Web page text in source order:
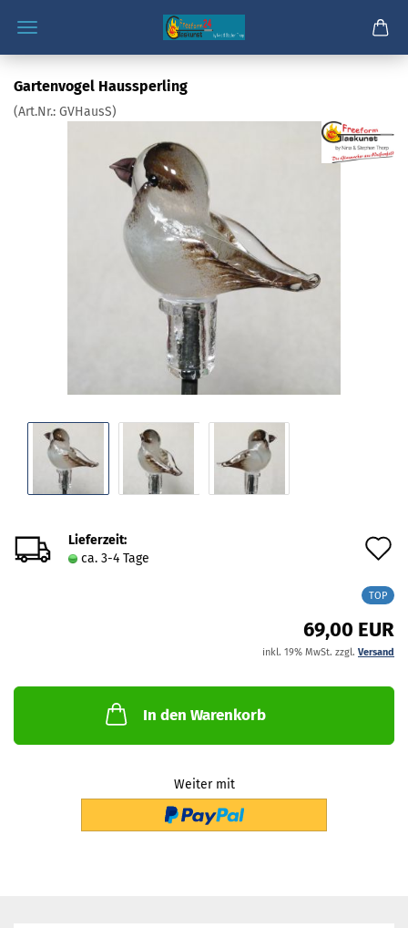
Gartenvogel Haussperling
(Art.Nr.: GVHausS)
Lieferzeit:
ca. 3-4 Tage
TOP
69,00 EUR
inkl. 19% MwSt. zzgl. Versand
In den Warenkorb
Weiter mit